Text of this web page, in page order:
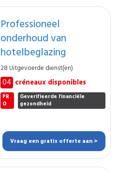
Professioneel
onderhoud van
hotelbeglazing
28 Uitgevoerde dienst(en)
04 créneaux disponibles
PR
O
Geverifieerde financiële
gezondheid
Vraag een gratis offerte aan >